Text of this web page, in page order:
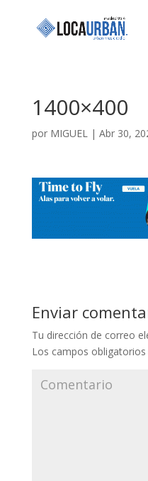
1400×400
por MIGUEL| Abr 30,
Enviar
Tu dirección de correo
Los campos